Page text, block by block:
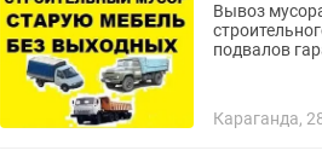
Вывоз мусора
подвалов
Караганда,